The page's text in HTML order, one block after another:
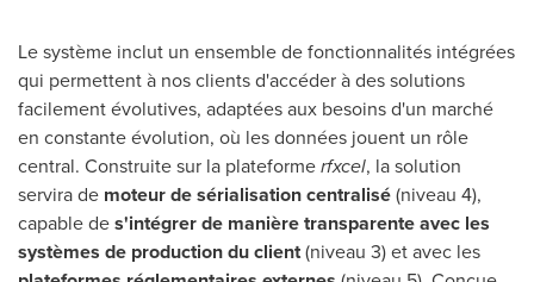
Le système inclut un ensemble de fonctionnalités intégrées
qui permettent à nos clients d'accéder à des solutions
facilement évolutives, adaptées aux besoins d'un marché
en constante évolution, où les données jouent un rôle
central. Construite sur la plateformerfxcel, la solution
servira de moteur de sérialisation centralisé(niveau 4),
capable des'intégrer de manière transparente avec les
systèmes de production du client(niveau 3) et avec les